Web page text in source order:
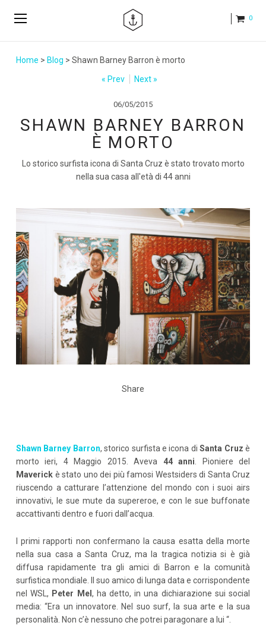
0
Home > Blog > Shawn Barney Barron è morto
« Prev
Next »
06/05/2015
SHAWN BARNEY BARRON
È MORTO
Lo storico surfista icona di Santa Cruz è stato trovato morto
nella sua casa all'età di 44 anni
Share
Shawn Barney Barron, storico surfista e icona di Santa Cruz è
morto ieri, 4 Maggio 2015. Aveva 44 anni . Pioniere del
Maverick è stato uno dei più famosi Westsiders di Santa Cruz
riuscendo a catturare l’attenzione del mondo con i suoi airs
innovativi, le sue mute da supereroe, e con le sue buffonate
accattivanti dentro e fuori dall’acqua.
I primi rapporti non confermano la causa esatta della morte
nella sua casa a Santa Cruz, ma la tragica notizia si è già
diffusa rapidamente tra gli amici di Barron e la comunità
surfistica mondiale. Il suo amico di lunga data e corrispondente
nel WSL, Peter Mel , ha detto, in una dichiarazione sui social
media: “Era un innovatore. Nel suo surf, la sua arte e la sua
personalità. Non c’è nessuno che potrei paragonare a lui “.